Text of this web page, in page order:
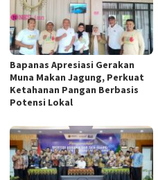
Bapanas Apresiasi Gerakan
Muna Makan Jagung, Perkuat
Ketahanan Pangan Berbasis
Potensi Lokal